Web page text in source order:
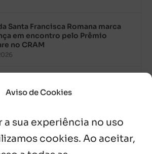
Aviso de Cookies
a sua experiência no uso
cookies. Ao aceitar,
Santa Francisca Romana marca
em encontro pelo Prêmio
no CRAM
e voluntários participam do
da Comunidade Mata Redonda